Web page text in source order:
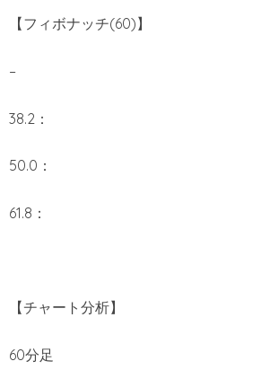
【フィボナッチ(60)】
–
38.2：
50.0：
61.8：
【チャート分析】
60分足